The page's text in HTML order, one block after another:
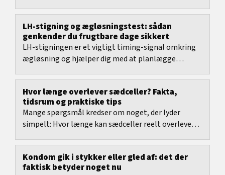
LH-stigning og ægløsningstest: sådan
genkender du frugtbare dage sikkert
LH-stigningen er et vigtigt timing-signal omkring
ægløsning og hjælper dig med at planlægge
Hvor længe overlever sædceller? Fakta,
tidsrum og praktiske tips
Mange spørgsmål kredser om noget, der lyder
simpelt: Hvor længe kan sædceller reelt overleve
graviditet...
Kondom gik i stykker eller gled af: det der
faktisk betyder noget nu